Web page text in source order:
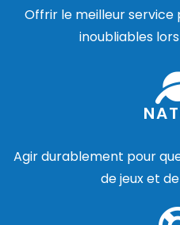
Offrir le meilleur service
inoubliables
Agir durablement pour
de jeux et